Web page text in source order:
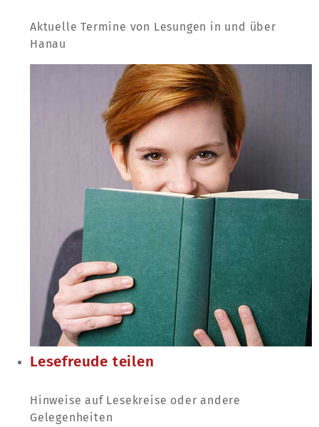
Aktuelle Termine von Lesungen in und über
Hanau
Lesefreude teilen
Hinweise auf Lesekreise oder andere
Gelegenheiten